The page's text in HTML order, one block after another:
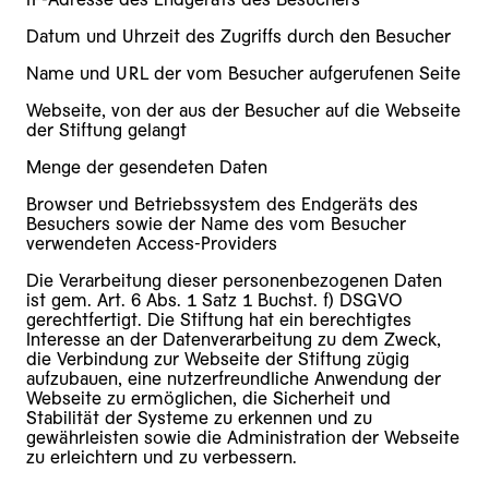
Datum und Uhrzeit des Zugriffs durch den Besucher
Name und URL der vom Besucher aufgerufenen Seite
Webseite, von der aus der Besucher auf die Webseite
der Stiftung gelangt
Menge der gesendeten Daten
Browser und Betriebssystem des Endgeräts des
Besuchers sowie der Name des vom Besucher
verwendeten Access-Providers
Die Verarbeitung dieser personenbezogenen Daten
ist gem. Art. 6 Abs. 1 Satz 1 Buchst. f) DSGVO
gerechtfertigt. Die Stiftung hat ein berechtigtes
Interesse an der Datenverarbeitung zu dem Zweck,
die Verbindung zur Webseite der Stiftung zügig
aufzubauen, eine nutzerfreundliche Anwendung der
Webseite zu ermöglichen, die Sicherheit und
Stabilität der Systeme zu erkennen und zu
gewährleisten sowie die Administration der Webseite
zu erleichtern und zu verbessern.